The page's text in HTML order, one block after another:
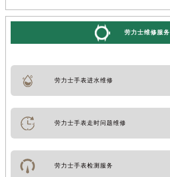
劳力士维修服务
劳力士手表进水维修
劳力士手表走时问题维修
劳力士手表检测服务